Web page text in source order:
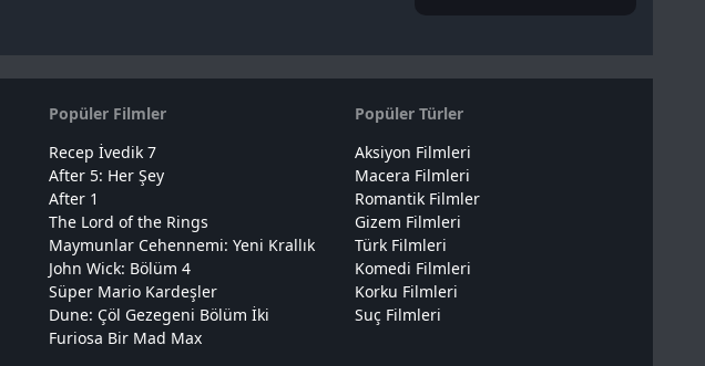
Popüler Filmler
Recep İvedik 7
After 5: Her Şey
After 1
The Lord of the Rings
Maymunlar Cehennemi: Yeni Krallık
John Wick: Bölüm 4
Süper Mario Kardeşler
Dune: Çöl Gezegeni Bölüm İki
Furiosa Bir Mad Max
Popüler Türler
Aksiyon Filmleri
Macera Filmleri
Romantik Filmler
Gizem Filmleri
Türk Filmleri
Komedi Filmleri
Korku Filmleri
Suç Filmleri